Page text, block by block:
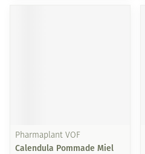
Pharmaplant VOF
Calendula Pommade Miel